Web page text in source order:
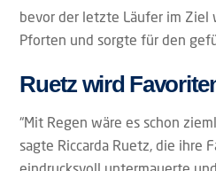
bevor der letzte Läufer im Ziel
Pforten und sorgte für den
Ruetz wird
“Mit Regen wäre es schon
sagte Riccarda Ruetz, die ihre